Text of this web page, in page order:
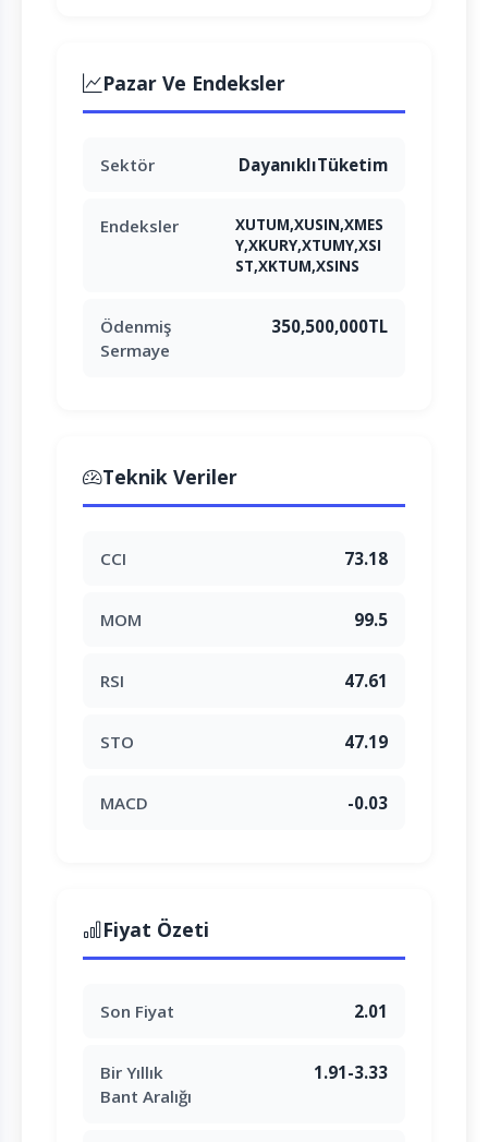
Pazar Ve Endeksler
Sektör DayanıklıTüketim
Endeksler
XUTUM,XUSIN,XMES
Y,XKURY,XTUMY,XSI
ST,XKTUM,XSINS
Ödenmiş
Sermaye
350,500,000TL
Teknik Veriler
CCI 73.18
MOM 99.5
RSI 47.61
STO 47.19
MACD -0.03
Fiyat Özeti
Son Fiyat 2.01
Bir Yıllık
Bant Aralığı
1.91-3.33